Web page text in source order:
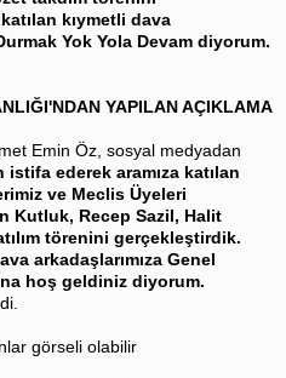
kıymetli dava
Yok Yola Devam diyorum.
YAPILAN AÇIKLAMA
Emin Öz, sosyal medyadan
istifa ederek aramıza katılan
ve Meclis Üyeleri
Kutluk, Recep Sazil, Halit
törenini gerçekleştirdik.
arkadaşlarımıza Genel
hoş geldiniz diyorum.